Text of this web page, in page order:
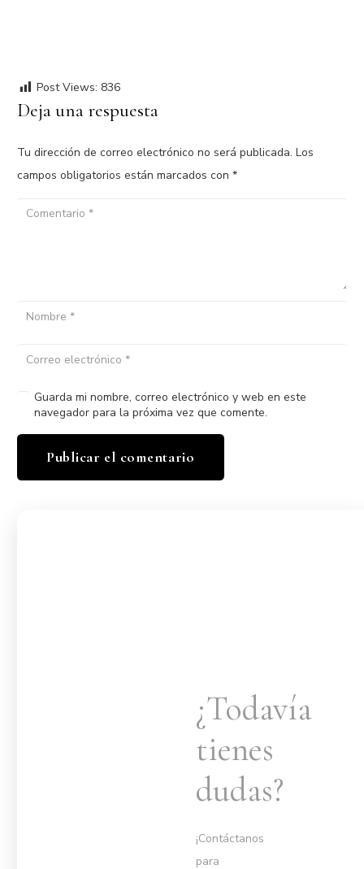
Post Views: 836
Deja una respuesta
Tu dirección de correo electrónico no será publicada. Los
campos obligatorios están marcados con *
Guarda mi nombre, correo electrónico y web en este
navegador para la próxima vez que comente.
Publicar el comentario
¿Todavía
tienes
dudas?
¡Contáctanos
para